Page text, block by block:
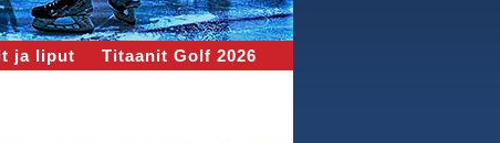
ja liput Titaanit Golf 2026